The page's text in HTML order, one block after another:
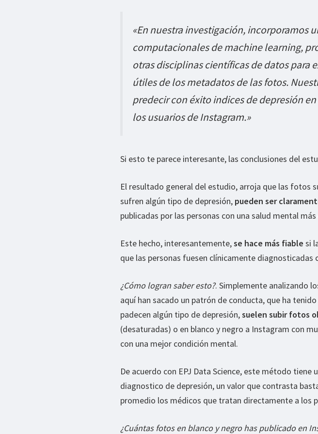
«En nuestra investigación, incorporamos
computacionales de machine learning,
otras disciplinas científicas de datos para
útiles de los metadatos de las fotos.
predecir con éxito indices de depresión
los usuarios de Instagram.»
Si esto te parece interesante, las conclusiones del
El resultado general del estudio, arroja que las fotos
sufren algún tipo de depresión, pueden ser
publicadas por las personas con una salud mental
Este hecho, interesantemente,se hace más fiable si
que las personas fuesen clínicamente diagnosticadas
¿Cómo logran saber esto?. Simplemente analizando
aquí han sacado un patrón de conducta, que ha
padecen algún tipo de depresión,suelen subir fotos
(desaturadas) o en blanco y negro a Instagram con
con una mejor condición mental.
De acuerdo con EPJ Data Science, este método tiene
diagnostico de depresión, un valor que contrasta
promedio los médicos que tratan directamente a los
¿Cuántas fotos en blanco y negro has publicado en